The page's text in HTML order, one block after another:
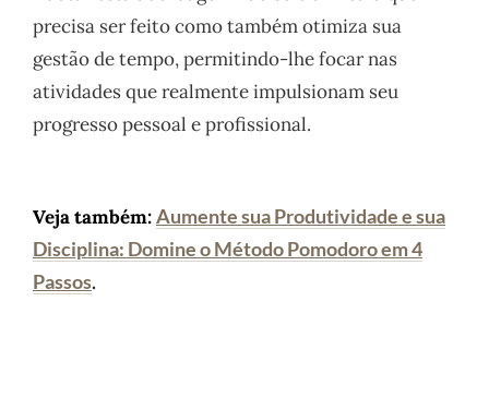
precisa ser feito como também otimiza sua
gestão de tempo, permitindo-lhe focar nas
atividades que realmente impulsionam seu
progresso pessoal e profissional.
Veja também:Aumente sua Produtividade e sua
Disciplina: Domine o Método Pomodoro em 4
Passos.